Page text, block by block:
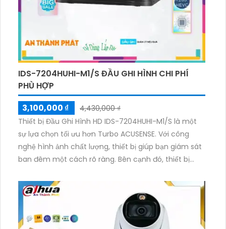
camera này tiết kiệm chi phí mà vẫn đảm bảo chất
IDS-7204HUHI-M1/S ĐẦU GHI HÌNH CHI PHÍ
PHÙ HỢP
3,100,000 ₫
4,430,000 ₫
Thiết bị Đầu Ghi Hình HD IDS-7204HUHI-M1/S là một
sự lựa chọn tối ưu hơn Turbo ACUSENSE. Với công
nghệ hình ảnh chất lượng, thiết bị giúp bạn giám sát
ban đêm một cách rõ ràng. Bên cạnh đó, thiết bị
trợ các công nghệ nén H.265/H.264+/H.264, thiết bị
giúp tiết kiệm không gian lưu trữ. Bạn cũng có thể kết
hợp thêm 4 camera IP với công nghệ 5 in 1 để nâng
cao hiệu suất giám sát.